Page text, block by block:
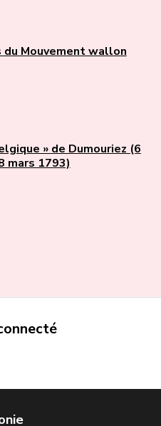
Mouvement wallon
» de Dumouriez (6
mars 1793)